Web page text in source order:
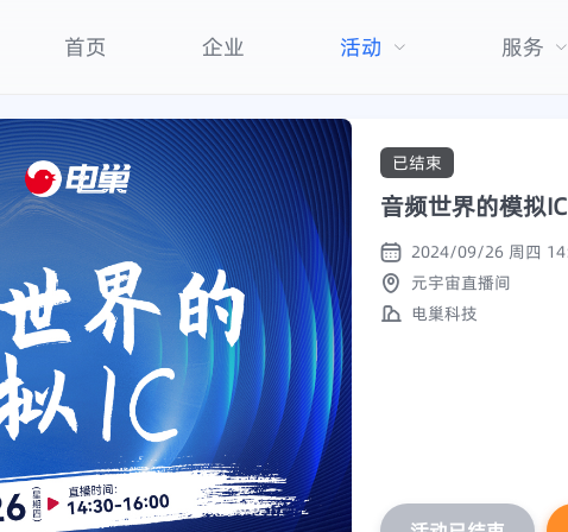
首页 企业 活动 服务
已结束
音频世界的模拟IC
元宇宙直播间
电巢科技